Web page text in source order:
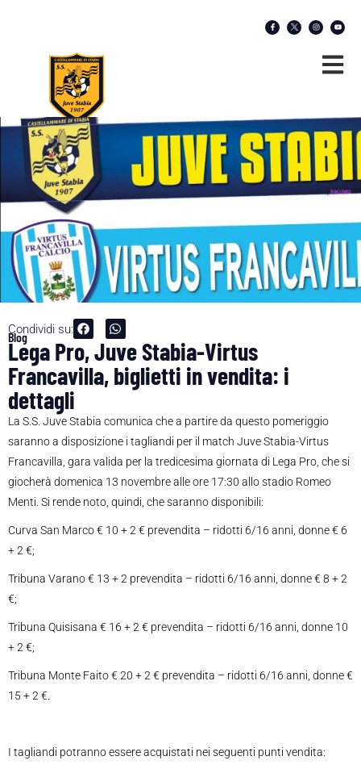
Condividi su:
Blog
Lega Pro, Juve Stabia-Virtus
Francavilla, biglietti in vendita: i
dettagli
La S.S. Juve Stabia comunica che a partire da questo pomeriggio
saranno a disposizione i tagliandi per il match Juve Stabia-Virtus
Francavilla, gara valida per la tredicesima giornata di Lega Pro, che si
giocherà domenica 13 novembre alle ore 17:30 allo stadio Romeo
Menti. Si rende noto, quindi, che saranno disponibili:
Curva San Marco € 10 + 2 € prevendita – ridotti 6/16 anni, donne € 6
+ 2 €;
Tribuna Varano € 13 + 2 prevendita – ridotti 6/16 anni, donne € 8 + 2
€;
Tribuna Quisisana € 16 + 2 € prevendita – ridotti 6/16 anni, donne 10
+ 2 €;
Tribuna Monte Faito € 20 + 2 € prevendita – ridotti 6/16 anni, donne €
15 + 2 €.
I tagliandi potranno essere acquistati nei seguenti punti vendita: